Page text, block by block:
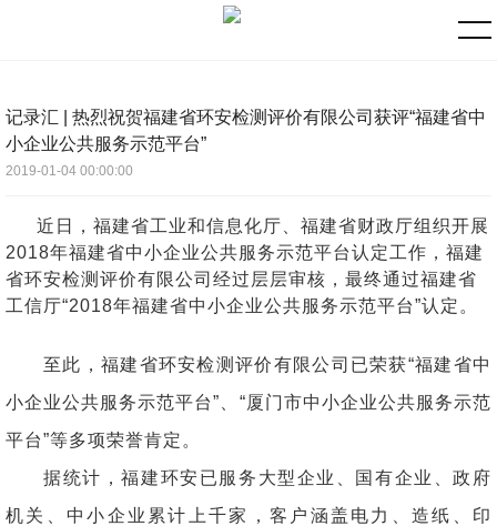
记录汇 | 热烈祝贺福建省环安检测评价有限公司获评“福建省中
小企业公共服务示范平台”
2019-01-04 00:00:00
近日，福建省工业和信息化厅、福建省财政厅组织开展
2018年福建省中小企业公共服务示范平台认定工作，福建
省环安检测评价有限公司经过层层审核，最终通过福建省
工信厅“2018年福建省中小企业公共服务示范平台”认定。
至此，福建省环安检测评价有限公司已荣获“福建省中
小企业公共服务示范平台”、“厦门市中小企业公共服务示范
平台”等多项荣誉肯定。
据统计，福建环安已服务大型企业、国有企业、政府
机关、中小企业累计上千家，客户涵盖电力、造纸、印